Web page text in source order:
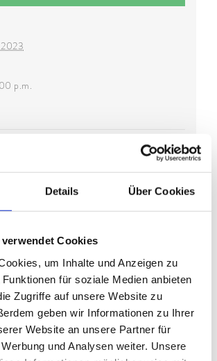
Details Über Cookies
Cookies
um Inhalte und Anzeigen zu
für soziale Medien anbieten
Zugriffe auf unsere Website zu
geben wir Informationen zu Ihrer
Website an unsere Partner für
und Analysen weiter. Unsere
p.m.
an der Partnach